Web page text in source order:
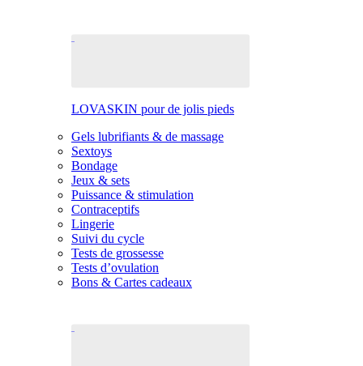
LOVASKIN pour de jolis pieds
Gels lubrifiants & de massage
Sextoys
Bondage
Jeux & sets
Puissance & stimulation
Contraceptifs
Lingerie
Suivi du cycle
Tests de grossesse
Tests d’ovulation
Bons & Cartes cadeaux